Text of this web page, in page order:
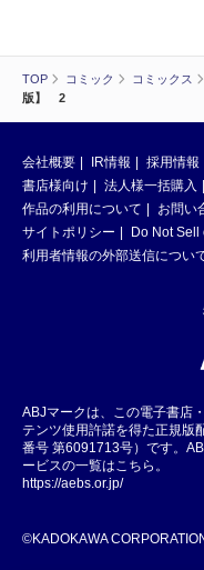
TOP コミック コミックス
版】 2
会社概要 IR情報 採用情報
書店様向け
法人様一括購入
作品の利用について
お問い
サイトポリシー
Do Not Sell
利用者情報の外部送信につい
ABJマークは、この電子書店
テンツ使用許諾を得た正規版
番号 第6091713号）です。
ービスの一覧はこちら。
https://aebs.or.jp/
©KADOKAWA